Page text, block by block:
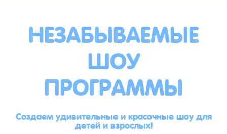
НЕЗАБЫВАЕМЫЕ
ШОУ
ПРОГРАММЫ
Создаем удивительные и красочные шоу для
детей и взрослых!